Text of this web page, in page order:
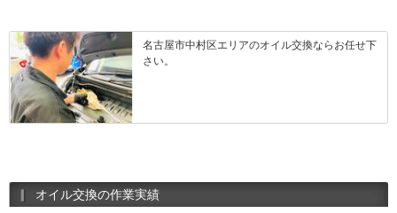
名古屋市中村区エリアのオイル交換ならお任せ下
さい。
オイル交換の作業実績